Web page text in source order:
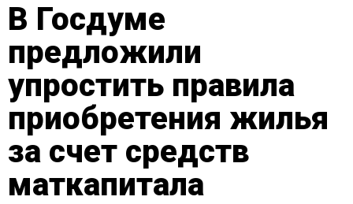
В Госдуме
предложили
упростить правила
приобретения жилья
за счет средств
маткапитала